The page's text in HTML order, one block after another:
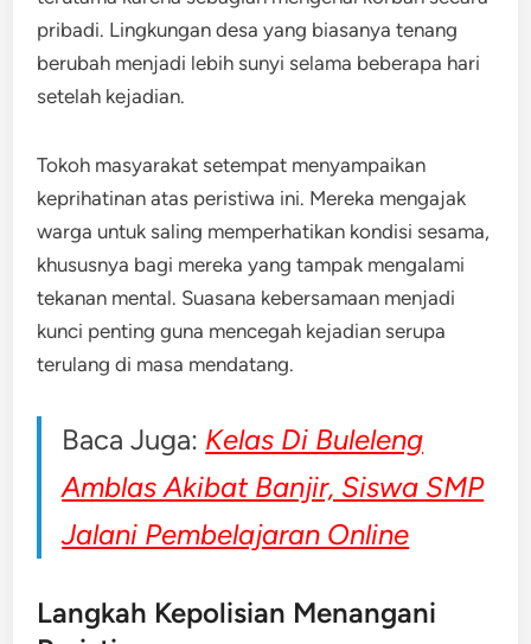
pribadi. Lingkungan desa yang biasanya tenang
berubah menjadi lebih sunyi selama beberapa hari
setelah kejadian.
Tokoh masyarakat setempat menyampaikan
keprihatinan atas peristiwa ini. Mereka mengajak
warga untuk saling memperhatikan kondisi sesama,
khususnya bagi mereka yang tampak mengalami
tekanan mental. Suasana kebersamaan menjadi
kunci penting guna mencegah kejadian serupa
terulang di masa mendatang.
Baca Juga: Kelas Di Buleleng
Amblas Akibat Banjir, Siswa SMP
Jalani Pembelajaran Online
Langkah Kepolisian Menangani